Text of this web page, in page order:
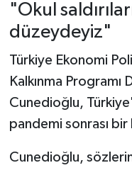
"Okul
düzeydeyiz"
Türkiye Ekonomi
Kalkınma
Cunedioğlu,
pandemi sonrası bir
Cunedioğlu,